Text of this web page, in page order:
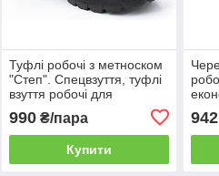
Туфлі робочі з метноском
"Степ". Спецвзуття, туфлі
взуття робочі для
шкіряні захисні "Степ"з
метноском
990₴/пара
Купити
942